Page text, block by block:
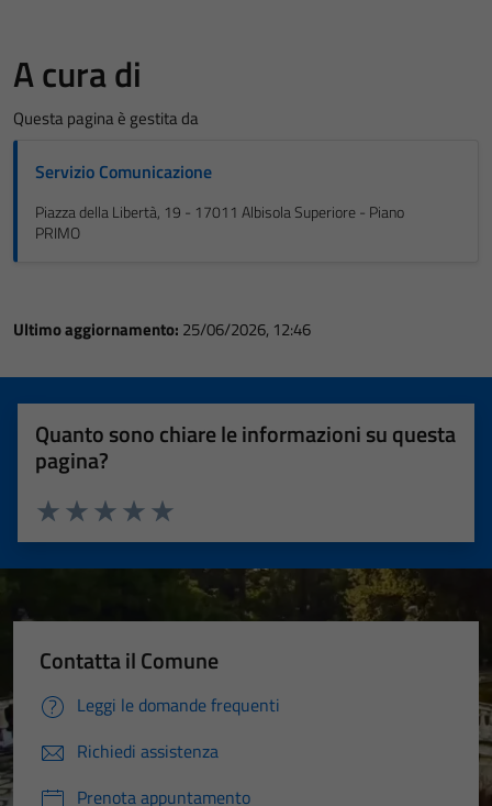
A cura di
Questa pagina è gestita da
Servizio Comunicazione
Piazza della Libertà, 19 - 17011 Albisola Superiore - Piano
PRIMO
Ultimo aggiornamento: 25/06/2026, 12:46
Quanto sono chiare le informazioni su questa
pagina?
Valuta 5 stelle su 5
Valuta 4 stelle su 5
Valuta 3 stelle su 5
Valuta 2 stelle su 5
Valuta 1 stelle su 5
Contatta il Comune
Leggi le domande frequenti
Richiedi assistenza
Prenota appuntamento